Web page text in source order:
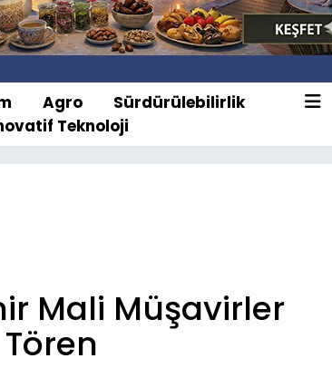
Agro
Sürdürülebilirlik
Teknoloji
Mali Müşavirler